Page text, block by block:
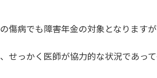
傷病でも障害年金の対象となります
せっかく医師が協力的な状況であっ